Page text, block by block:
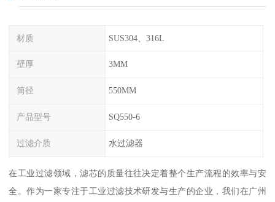
材质 SUS304、316L
壁厚 3MM
筒径 550MM
产品型号 SQ550-6
过滤介质 水过滤器
在工业过滤领域，滤芯的质量往往决定着整个生产流程的效率与安
全。作为一家专注于工业过滤技术研发与生产的企业，我们在广州